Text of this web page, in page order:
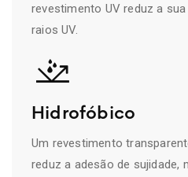
revestimento UV reduz a
raios UV.
Hidrofóbico
Um revestimento
reduz a adesão de sujidade,